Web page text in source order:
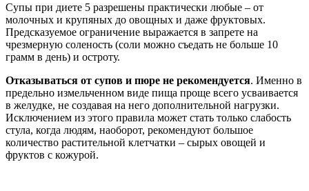
Супы при диете 5 разрешены практически любые – от
молочных и крупяных до овощных и даже фруктовых.
Предсказуемое ограничение выражается в запрете на
чрезмерную соленость (соли можно съедать не больше 10
грамм в день) и остроту.
Отказываться от супов и пюре не рекомендуется. Именно в
предельно измельченном виде пища проще всего усваивается
в желудке, не создавая на него дополнительной нагрузки.
Исключением из этого правила может стать только слабость
стула, когда людям, наоборот, рекомендуют большое
количество растительной клетчатки – сырых овощей и
фруктов с кожурой.